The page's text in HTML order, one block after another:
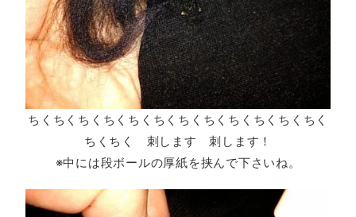
ちくちくちくちくちくちくちくちくちくちくちくちく
ちくちく 刺します 刺します！
※中には段ボールの厚紙を挟んで下さいね。